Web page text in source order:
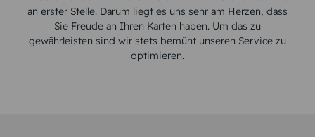
an erster Stelle. Darum liegt es uns sehr am Herzen, dass
Sie Freude an Ihren Karten haben. Um das zu
gewährleisten sind wir stets bemüht unseren Service zu
optimieren.